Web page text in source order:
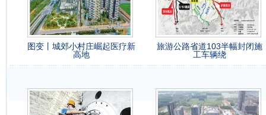
图变丨城郊小村庄崛起医疗新
高地
旅游公路省道103半幅封闭施
工车辆绕